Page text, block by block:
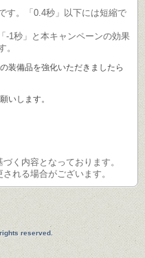
す。「0.4秒」以下には短縮で
-1秒」と本キャンペーンの効果
。
装備品を強化いただきましたら
いします。
く内容となっております。
れる場合がございます。
reserved.